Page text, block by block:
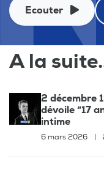
Ecouter
A la
2 décembre
dévoile “17
intime
6 mars 2026 |